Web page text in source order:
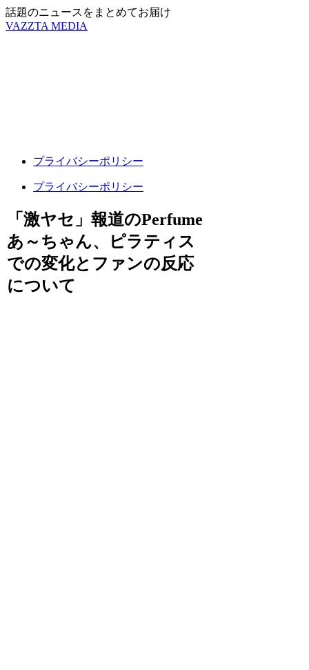
話題のニュースをまとめてお届け
VAZZTA MEDIA
プライバシーポリシー
プライバシーポリシー
「激ヤセ」報道のPerfume
あ～ちゃん、ピラティス
での変化とファンの反応
について